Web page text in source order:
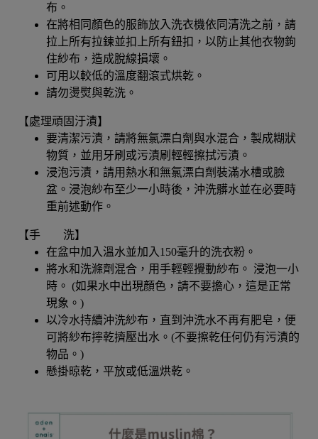
布。
在將相同顏色的服飾放入洗衣機依同清洗之前，請
拉上所有拉鍊並扣上所有鈕扣，以防止其他衣物鉤
住紗布，造成脫線損壞。
可用以較低的溫度翻滾式烘乾。
請勿燙熨與乾洗。
【處理頑固汙漬】
要清潔污漬，請將無氯漂白劑與水混合，製成糊狀
物質，並用牙刷或污漬刷輕輕擦拭污漬。
浸泡污漬，請用熱水和無氯漂白劑裝滿水槽或臉
盆。浸泡紗布至少一小時後，沖洗髒水並在必要時
重前述動作。
【手 洗】
在盆中加入溫水並加入150毫升的洗衣粉。
將水和洗滌劑混合，用手輕輕攪動紗布。 浸泡一小
時。 (如果水中出現顏色，請不要擔心，這是正常
現象。)
以冷水持續沖洗紗布，直到沖洗水不再有肥皂，便
可將紗布擰乾擠壓出水。(不要擦乾任何仍有污漬的
物品。)
懸掛晾乾，平放或低溫烘乾。